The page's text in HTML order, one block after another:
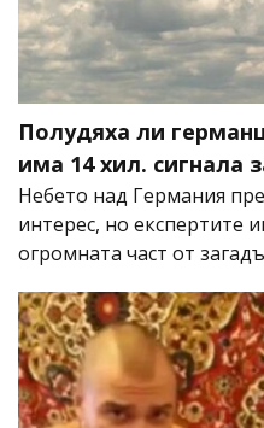
Полудяха ли
има 14 хил. сигнала
Небето над Германия
интерес, но експертите
огромната част от